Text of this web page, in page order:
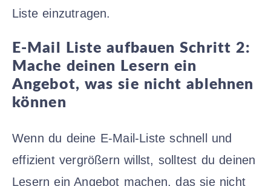
Liste einzutragen.
E-Mail Liste aufbauen Schritt 2:
Mache deinen Lesern ein
Angebot, was sie nicht ablehnen
können
Wenn du deine E-Mail-Liste schnell und
effizient vergrößern willst, solltest du deinen
Lesern ein Angebot machen, das sie nicht